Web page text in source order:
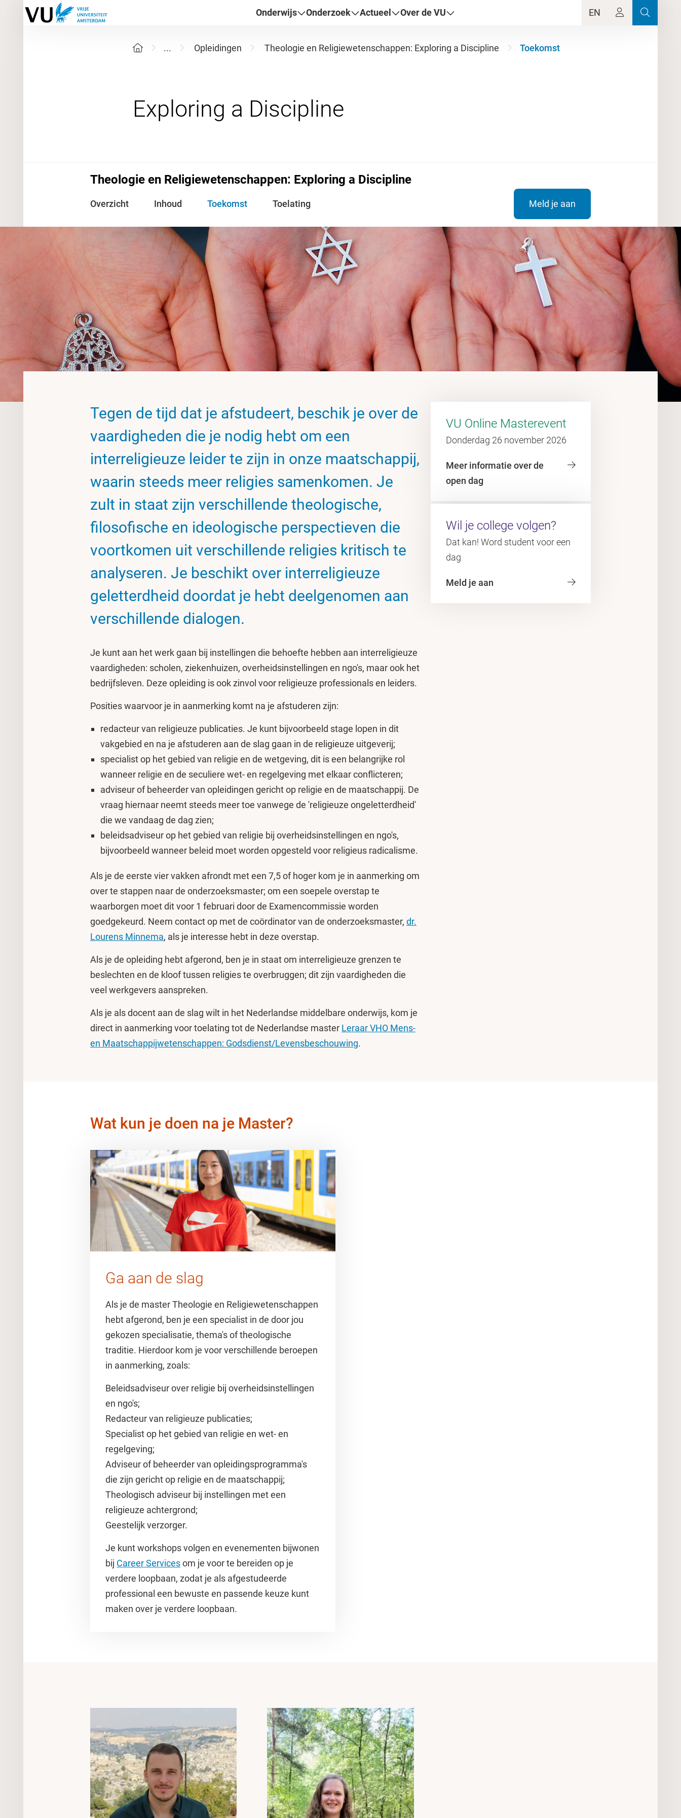
Onderwijs Onderzoek Actueel Over de VU EN
... Opleidingen Theologie en Religiewetenschappen: Exploring a Discipline Toekomst
Theologie en Religiewetenschappen: Exploring a Discipline
Overzicht Inhoud Toekomst Toelating Meld je aan
Tegen de tijd dat je afstudeert, beschik je over de
vaardigheden die je nodig hebt om een
interreligieuze leider te zijn in onze maatschappij,
waarin steeds meer religies samenkomen. Je
zult in staat zijn verschillende theologische,
filosofische en ideologische perspectieven die
voortkomen uit verschillende religies kritisch te
analyseren. Je beschikt over interreligieuze
geletterdheid doordat je hebt deelgenomen aan
verschillende dialogen.
Je kunt aan het werk gaan bij instellingen die behoefte hebben aan interreligieuze
vaardigheden: scholen, ziekenhuizen, overheidsinstellingen en ngo's, maar ook het
bedrijfsleven. Deze opleiding is ook zinvol voor religieuze professionals en leiders.
Posities waarvoor je in aanmerking komt na je afstuderen zijn:
redacteur van religieuze publicaties. Je kunt bijvoorbeeld stage lopen in dit
vakgebied en na je afstuderen aan de slag gaan in de religieuze uitgeverij;
specialist op het gebied van religie en de wetgeving, dit is een belangrijke rol
wanneer religie en de seculiere wet- en regelgeving met elkaar conflicteren;
adviseur of beheerder van opleidingen gericht op religie en de maatschappij. De
vraag hiernaar neemt steeds meer toe vanwege de 'religieuze ongeletterdheid'
die we vandaag de dag zien;
beleidsadviseur op het gebied van religie bij overheidsinstellingen en ngo's,
bijvoorbeeld wanneer beleid moet worden opgesteld voor religieus radicalisme.
Als je de eerste vier vakken afrondt met een 7,5 of hoger kom je in aanmerking om
over te stappen naar de onderzoeksmaster; om een soepele overstap te
waarborgen moet dit voor 1 februari door de Examencommissie worden
goedgekeurd. Neem contact op met de coördinator van de onderzoeksmaster, dr.
Lourens Minnema, als je interesse hebt in deze overstap.
Als je de opleiding hebt afgerond, ben je in staat om interreligieuze grenzen te
beslechten en de kloof tussen religies te overbruggen; dit zijn vaardigheden die
veel werkgevers aanspreken.
Als je als docent aan de slag wilt in het Nederlandse middelbare onderwijs, kom je
direct in aanmerking voor toelating tot de Nederlandse master Leraar VHO Mens-
en Maatschappijwetenschappen: Godsdienst/Levensbeschouwing.
VU Online Masterevent
Donderdag 26 november 2026
Meer informatie over de
open dag
Wil je college volgen?
Dat kan! Word student voor een
dag
Meld je aan
Wat kun je doen na je Master?
Ga aan de slag
Als je de master Theologie en Religiewetenschappen
hebt afgerond, ben je een specialist in de door jou
gekozen specialisatie, thema's of theologische
traditie. Hierdoor kom je voor verschillende beroepen
in aanmerking, zoals:
Beleidsadviseur over religie bij overheidsinstellingen
en ngo's;
Redacteur van religieuze publicaties;
Specialist op het gebied van religie en wet- en
regelgeving;
Adviseur of beheerder van opleidingsprogramma's
die zijn gericht op religie en de maatschappij;
Theologisch adviseur bij instellingen met een
religieuze achtergrond;
Geestelijk verzorger.
Je kunt workshops volgen en evenementen bijwonen
bij Career Servicesom je voor te bereiden op je
verdere loopbaan, zodat je als afgestudeerde
professional een bewuste en passende keuze kunt
maken over je verdere loopbaan.